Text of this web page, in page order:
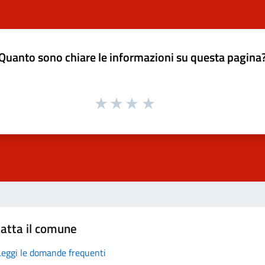
sono chiare le informazioni su questa
il comune
le domande frequenti